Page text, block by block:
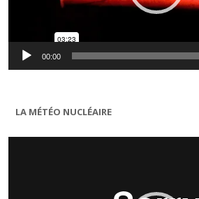
00:00
LA MÉTÉO NUCLÉAIRE
Lecteur